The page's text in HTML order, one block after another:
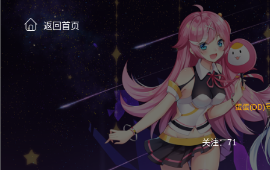
返回首页
蛋蛋(DD)
关注：71